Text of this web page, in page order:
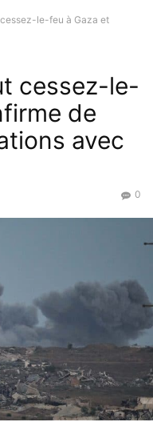
le-feu à Gaza et
cessez-le-
de
avec
0